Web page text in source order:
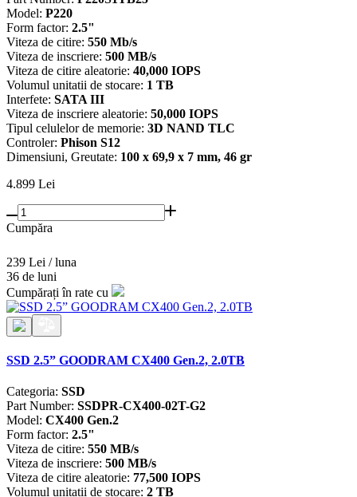
Model: P220
Form factor: 2.5"
Viteza de citire: 550 Mb/s
Viteza de inscriere: 500 MB/s
Viteza de citire aleatorie: 40,000 IOPS
Volumul unitatii de stocare: 1 TB
Interfete: SATA III
Viteza de inscriere aleatorie: 50,000 IOPS
Tipul celulelor de memorie: 3D NAND TLC
Controler: Phison S12
Dimensiuni, Greutate: 100 x 69,9 x 7 mm, 46 gr
4.899 Lei
Cumpăra
239 Lei / luna
36 de luni
Cumpărați în rate cu
SSD 2.5” GOODRAM CX400 Gen.2, 2.0TB
Categoria: SSD
Part Number: SSDPR-CX400-02T-G2
Model: CX400 Gen.2
Form factor: 2.5"
Viteza de citire: 550 MB/s
Viteza de inscriere: 500 MB/s
Viteza de citire aleatorie: 77,500 IOPS
Volumul unitatii de stocare: 2 TB